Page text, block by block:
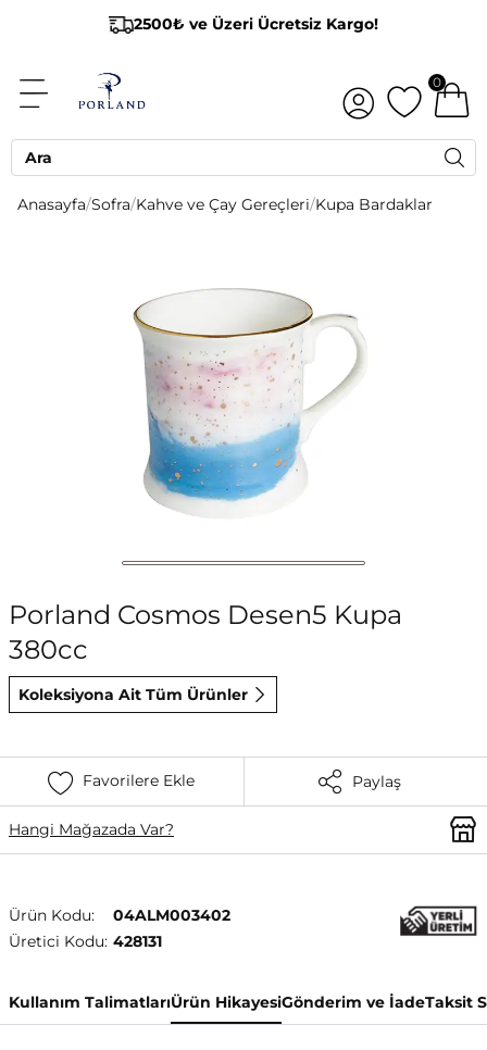
2500₺ ve Üzeri Ücretsiz Kargo!
0
Anasayfa/Sofra/Kahve ve Çay Gereçleri/Kupa Bardaklar
Porland Cosmos Desen5 Kupa
380cc
Koleksiyona Ait Tüm Ürünler
Favorilere Ekle Paylaş
Hangi Mağazada Var?
Ürün Kodu:
04ALM003402
Üretici Kodu: 428131
Kullanım TalimatlarıÜrün HikayesiGönderim ve İadeTaksit